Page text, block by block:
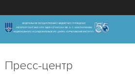
Пресс-центр